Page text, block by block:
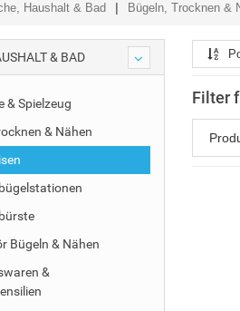
Haushalt & Bad Bügeln, Trocknen &
& BAD
& Spielzeug
& Nähen
Bügeln & Nähen
&
Filter